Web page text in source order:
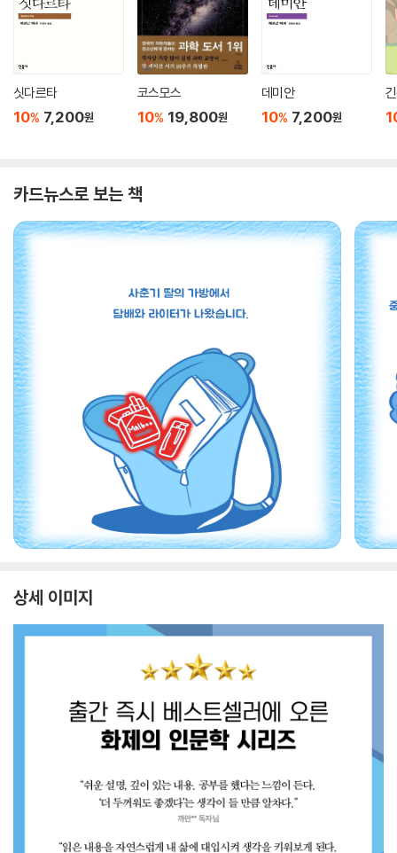
싯다르타
10% 7,200원
코스모스
10% 19,800원
데미안
10% 7,200원
카드뉴스로 보는 책
상세 이미지